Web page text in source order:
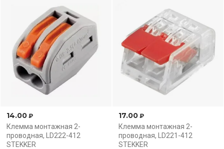
14.00 ₽
Клемма монтажная 2-
проводная, LD222-412
STEKKER
17.00 ₽
Клемма монтажная 2-
проводная, LD221-412
STEKKER